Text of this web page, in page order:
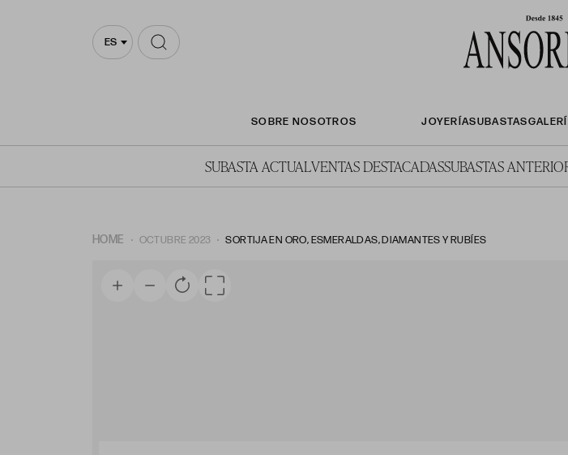
ES
SOBRE NOSOTROS JOYERÍASUBASTAS
SUBASTA ACTUALVENTAS DESTACADASSUBASTAS
HOME OCTUBRE 2023 SORTIJA EN ORO, ESMERALDAS, DIAMANTES Y RUBÍES